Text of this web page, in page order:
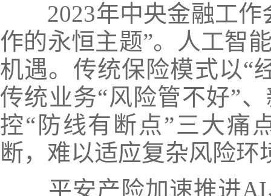
2023年中央金融工
作的永恒主题”。人工智
机遇。传统保险模式以“
传统业务“风险管不好”
控“防线有断点”三大痛
断，难以适应复杂风险环
平安产险加速推进